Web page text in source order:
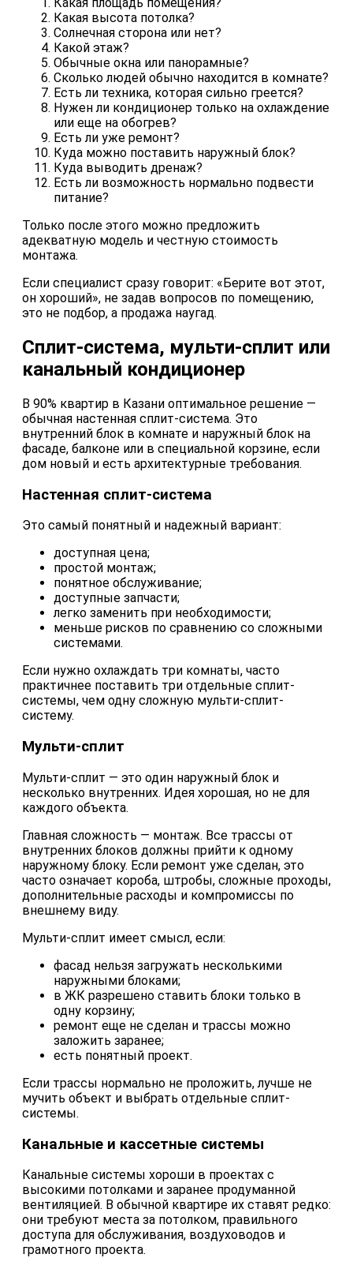
Какая высота потолка?
Солнечная сторона или нет?
Какой этаж?
Обычные окна или панорамные?
Сколько людей обычно находится в комнате?
Есть ли техника, которая сильно греется?
Нужен ли кондиционер только на охлаждение
или еще на обогрев?
Есть ли уже ремонт?
Куда можно поставить наружный блок?
Куда выводить дренаж?
Есть ли возможность нормально подвести
питание?
Только после этого можно предложить
адекватную модель и честную стоимость
монтажа.
Если специалист сразу говорит: «Берите вот этот,
он хороший», не задав вопросов по помещению,
это не подбор, а продажа наугад.
Сплит-система, мульти-сплит или
канальный кондиционер
В 90% квартир в Казани оптимальное решение —
обычная настенная сплит-система. Это
внутренний блок в комнате и наружный блок на
фасаде, балконе или в специальной корзине, если
дом новый и есть архитектурные требования.
Настенная сплит-система
Это самый понятный и надежный вариант:
доступная цена;
простой монтаж;
понятное обслуживание;
доступные запчасти;
легко заменить при необходимости;
меньше рисков по сравнению со сложными
системами.
Если нужно охлаждать три комнаты, часто
практичнее поставить три отдельные сплит-
системы, чем одну сложную мульти-сплит-
систему.
Мульти-сплит
Мульти-сплит — это один наружный блок и
несколько внутренних. Идея хорошая, но не для
каждого объекта.
Главная сложность — монтаж. Все трассы от
внутренних блоков должны прийти к одному
наружному блоку. Если ремонт уже сделан, это
часто означает короба, штробы, сложные проходы,
дополнительные расходы и компромиссы по
внешнему виду.
Мульти-сплит имеет смысл, если:
фасад нельзя загружать несколькими
наружными блоками;
в ЖК разрешено ставить блоки только в
одну корзину;
ремонт еще не сделан и трассы можно
заложить заранее;
есть понятный проект.
Если трассы нормально не проложить, лучше не
мучить объект и выбрать отдельные сплит-
системы.
Канальные и кассетные системы
Канальные системы хороши в проектах с
высокими потолками и заранее продуманной
вентиляцией. В обычной квартире их ставят редко:
они требуют места за потолком, правильного
доступа для обслуживания, воздуховодов и
грамотного проекта.